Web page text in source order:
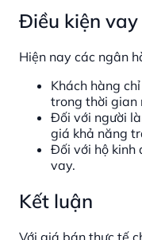
Điều kiện
Hiện nay các ngân
Khách hàng
trong thời gian
Đối với người
giá khả năng
Đối với hộ kinh
vay.
Kết luận
Với giá bán thực tế